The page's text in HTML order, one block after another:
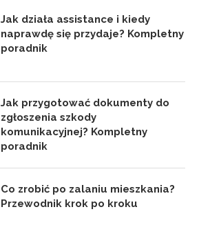
Jak działa assistance i kiedy
naprawdę się przydaje? Kompletny
poradnik
Jak przygotować dokumenty do
zgłoszenia szkody
komunikacyjnej? Kompletny
poradnik
Co zrobić po zalaniu mieszkania?
Przewodnik krok po kroku